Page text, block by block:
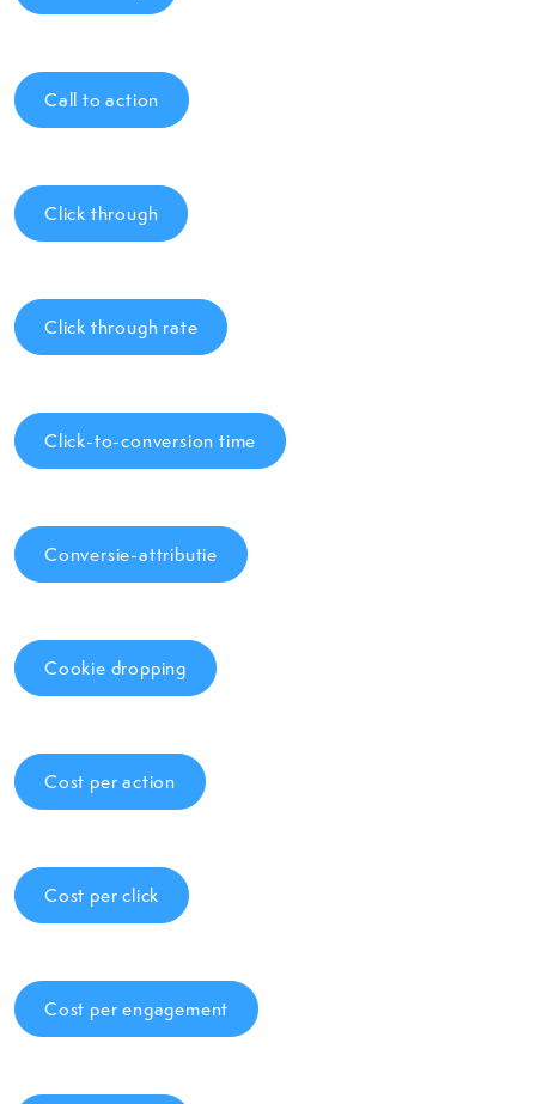
Call to action
Click through
Click through rate
Click-to-conversion time
Conversie-attributie
Cookie dropping
Cost per action
Cost per click
Cost per engagement